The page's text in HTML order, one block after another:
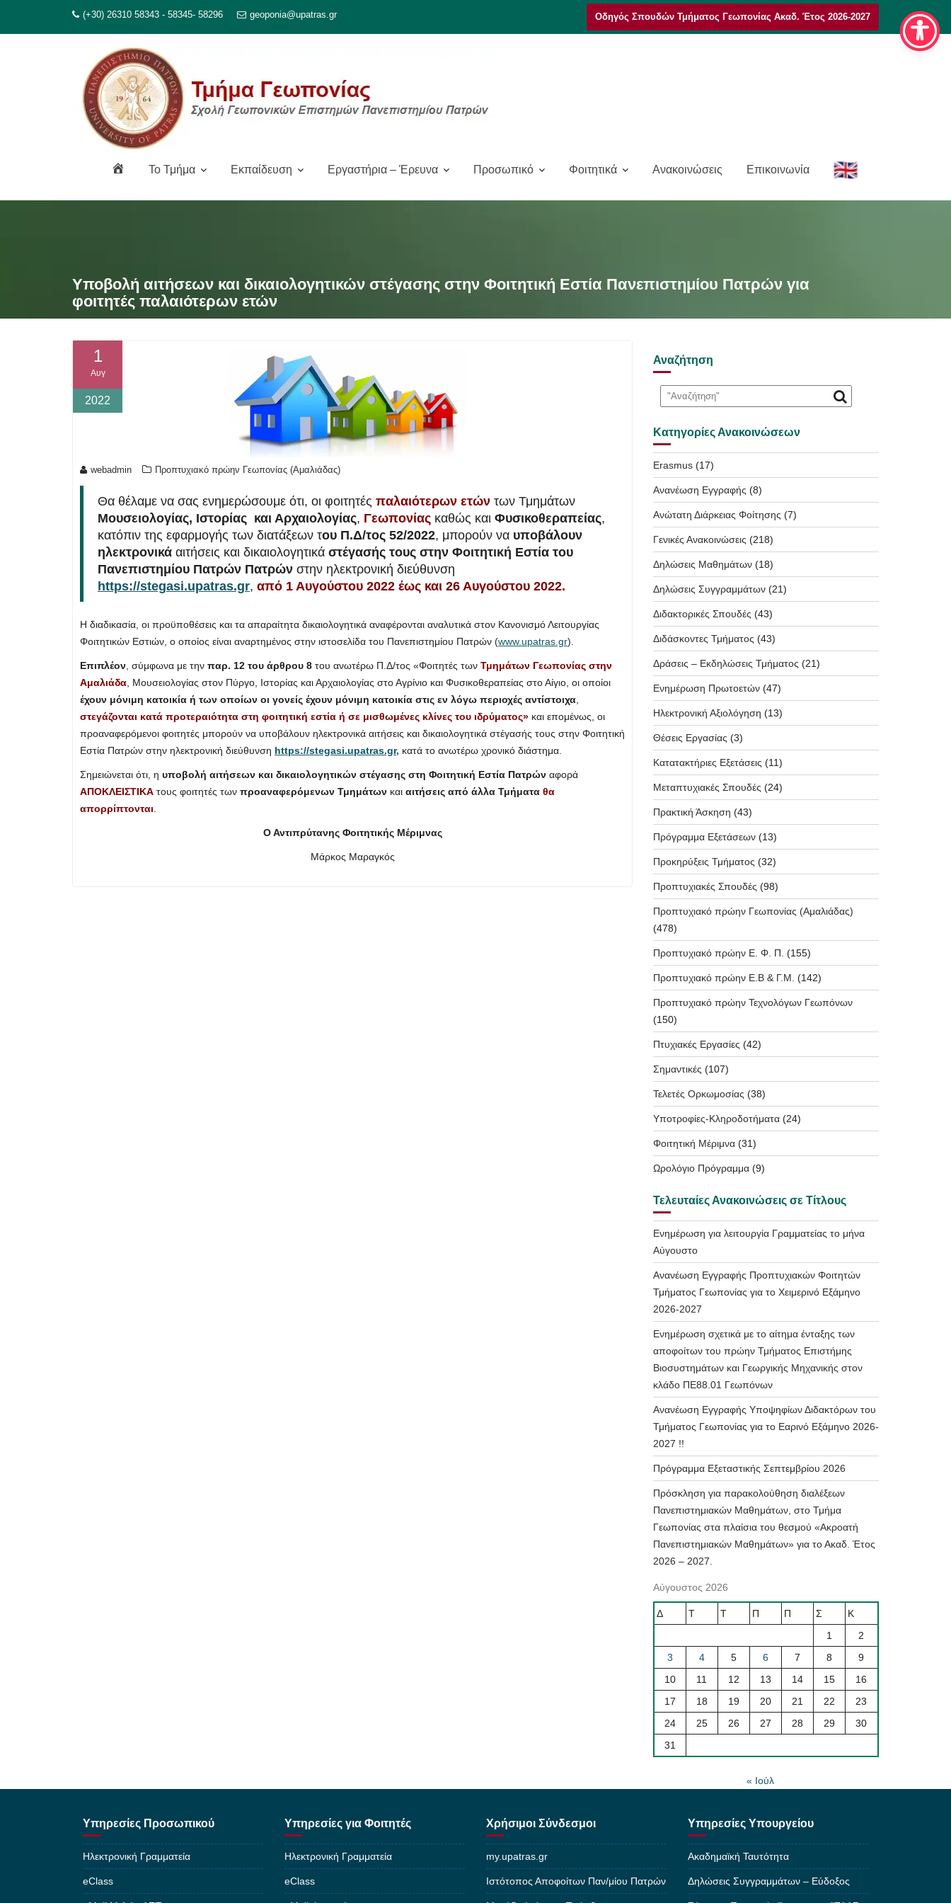
(+30) 26310 58343 - 58345- 58296 geoponia@upatras.gr Οδηγός Σπουδών Τμήματος Γεωπονίας Ακαδ. Έτος 2026-2027
To Τμήμα Εκπαίδευση Εργαστήρια – Έρευνα Προσωπικό Φοιτητικά Ανακοινώσεις Επικοινωνία
E
n
Υποβολή αιτήσεων και δικαιολογητικών στέγασης στην Φοιτητική Εστία Πανεπιστημίου Πατρών για
φοιτητές παλαιότερων ετών
1
Αυγ
2022
webadmin Προπτυχιακό πρώην Γεωπονίας (Αμαλιάδας)
Θα θέλαμε να σας ενημερώσουμε ότι, οι φοιτητές παλαιότερων ετών των Τμημάτων
Μουσειολογίας, Ιστορίας και Αρχαιολογίας, Γεωπονίας καθώς και Φυσικοθεραπείας,
κατόπιν της εφαρμογής των διατάξεων του Π.Δ/τος 52/2022, μπορούν να υποβάλουν
ηλεκτρονικά αιτήσεις και δικαιολογητικά στέγασής τους στην Φοιτητική Εστία του
Πανεπιστημίου Πατρών Πατρών στην ηλεκτρονική διεύθυνση
https://stegasi.upatras.gr, από 1 Αυγούστου 2022 έως και 26 Αυγούστου 2022.
Η διαδικασία, οι προϋποθέσεις και τα απαραίτητα δικαιολογητικά αναφέρονται αναλυτικά στον Κανονισμό Λειτουργίας
Φοιτητικών Εστιών, ο οποίος είναι αναρτημένος στην ιστοσελίδα του Πανεπιστημίου Πατρών (www.upatras.gr).
Επιπλέον , σύμφωνα με την παρ. 12 του άρθρου 8 του ανωτέρω Π.Δ/τος «Φοιτητές των Τμημάτων Γεωπονίας στην
Αμαλιάδα , Μουσειολογίας στον Πύργο, Ιστορίας και Αρχαιολογίας στο Αγρίνιο και Φυσικοθεραπείας στο Αίγιο, οι οποίοι
έχουν μόνιμη κατοικία ή των οποίων οι γονείς έχουν μόνιμη κατοικία στις εν λόγω περιοχές αντίστοιχα
στεγάζονται κατά προτεραιότητα στη φοιτητική εστία ή σε μισθωμένες κλίνες του ιδρύματος» και επομένως, οι
προαναφερόμενοι φοιτητές μπορούν να υποβάλουν ηλεκτρονικά αιτήσεις και δικαιολογητικά στέγασής τους στην Φοιτητική
Εστία Πατρών στην ηλεκτρονική διεύθυνση https://stegasi.upatras.gr, κατά το ανωτέρω χρονικό διάστημα.
Σημειώνεται ότι, η υποβολή αιτήσεων και δικαιολογητικών στέγασης στη Φοιτητική Εστία Πατρών αφορά
ΑΠΟΚΛΕΙΣΤΙΚΑ τους φοιτητές των προαναφερόμενων Τμημάτων και αιτήσεις από άλλα Τμήματα θα
απορρίπτονται
Ο Αντιπρύτανης Φοιτητικής Μέριμνας
Μάρκος Μαραγκός
Αναζήτηση
Κατηγορίες Ανακοινώσεων
Erasmus(17)
Ανανέωση Εγγραφής (8)
Ανώτατη Διάρκειας Φοίτησης (7)
Γενικές Ανακοινώσεις (218)
Δηλώσεις Μαθημάτων(18)
Δηλώσεις Συγγραμμάτων(21)
Διδακτορικές Σπουδές (43)
Διδάσκοντες Τμήματος (43)
Δράσεις – Εκδηλώσεις Τμήματος (21)
Ενημέρωση Πρωτοετών(47)
Ηλεκτρονική Αξιολόγηση (13)
Θέσεις Εργασίας (3)
Κατατακτήριες Εξετάσεις (11)
Μεταπτυχιακές Σπουδές (24)
Πρακτική Άσκηση (43)
Πρόγραμμα Εξετάσεων(13)
Προκηρύξεις Τμήματος (32)
Προπτυχιακές Σπουδές (98)
Προπτυχιακό πρώην Γεωπονίας (Αμαλιάδας)
(478)
Προπτυχιακό πρώην Ε. Φ. Π. (155)
Προπτυχιακό πρώην Ε.Β & Γ.Μ. (142)
Προπτυχιακό πρώην Τεχνολόγων Γεωπόνων
(150)
Πτυχιακές Εργασίες (42)
Σημαντικές (107)
Τελετές Ορκωμοσίας (38)
Υποτροφίες-Κληροδοτήματα(24)
Φοιτητική Μέριμνα(31)
Ωρολόγιο Πρόγραμμα(9)
Τελευταίες Ανακοινώσεις σε Τίτλους
Ενημέρωση για λειτουργία Γραμματείας το μήνα
Αύγουστο
Ανανέωση Εγγραφής Προπτυχιακών Φοιτητών
Τμήματος Γεωπονίας για το Χειμερινό Εξάμηνο
2026-2027
Ενημέρωση σχετικά με το αίτημα ένταξης των
αποφοίτων του πρώην Τμήματος Επιστήμης
Βιοσυστημάτων και Γεωργικής Μηχανικής στον
κλάδο ΠΕ88.01 Γεωπόνων
Ανανέωση Εγγραφής Υποψηφίων Διδακτόρων του
Τμήματος Γεωπονίας για το Εαρινό Εξάμηνο 2026-
2027 !!
Πρόγραμμα Εξεταστικής Σεπτεμβρίου 2026
Πρόσκληση για παρακολούθηση διαλέξεων
Πανεπιστημιακών Μαθημάτων, στο Τμήμα
Γεωπονίας στα πλαίσια του θεσμού «Ακροατή
Πανεπιστημιακών Μαθημάτων» για το Ακαδ. Έτος
2026 – 2027.
Αύγουστος 2026
Δ Τ Τ Π Π Σ
Κ
1
2
3
4 5 6 7 8
9
10
11 12 13 14 15
16
17
18 19 20 21 22
23
24
25 26 27 28 29
30
31
« Ιούλ
Υπηρεσίες Προσωπικού
Ηλεκτρονική Γραμματεία
eClass
Υπηρεσίες για Φοιτητές
Ηλεκτρονική Γραμματεία
eClass
Χρήσιμοι Σύνδεσμοι
my.upatras.gr
Ιστότοπος Αποφοίτων Παν/μίου Πατρών
Υπηρεσίες Υπουργείου
Ακαδημαϊκή Ταυτότητα
Δηλώσεις Συγγραμμάτων – Εύδοξος